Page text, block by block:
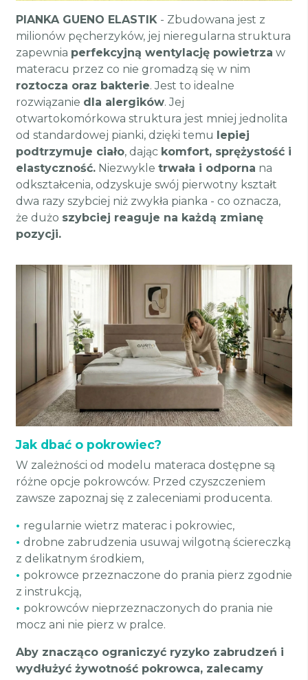
PIANKA GUENO ELASTIK - Zbudowana jest z
milionów pęcherzyków, jej nieregularna struktura
zapewnia perfekcyjną wentylację powietrza w
materacu przez co nie gromadzą się w nim
roztocza oraz bakterie. Jest to idealne
rozwiązanie dla alergików. Jej
otwartokomórkowa struktura jest mniej jednolita
od standardowej pianki, dzięki temu
lepiej
podtrzymuje ciało, dając komfort, sprężystość i
elastyczność. Niezwykle trwała i odporna na
odkształcenia, odzyskuje swój pierwotny kształt
dwa razy szybciej niż zwykła pianka - co oznacza,
że dużo szybciej reaguje na każdą zmianę
pozycji.
Jak dbać o pokrowiec?
W zależności od modelu materaca dostępne są
różne opcje pokrowców. Przed czyszczeniem
zawsze zapoznaj się z zaleceniami producenta.
• regularnie wietrz materac i pokrowiec,
• drobne zabrudzenia usuwaj wilgotną ściereczką
z delikatnym środkiem,
• pokrowce przeznaczone do prania pierz zgodnie
z instrukcją,
• pokrowców nieprzeznaczonych do prania nie
mocz ani nie pierz w pralce.
Aby znacząco ograniczyć ryzyko zabrudzeń i
wydłużyć żywotność pokrowca, zalecamy